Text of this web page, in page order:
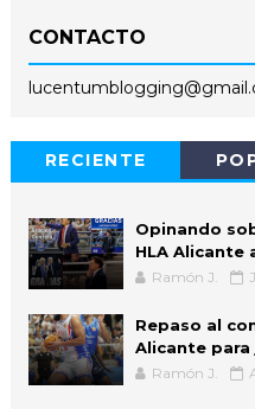
CONTACTO
RECIENTE
Opinando
HLA Alicante
Ramón J.
Repaso al
Alicante
Ramón J.